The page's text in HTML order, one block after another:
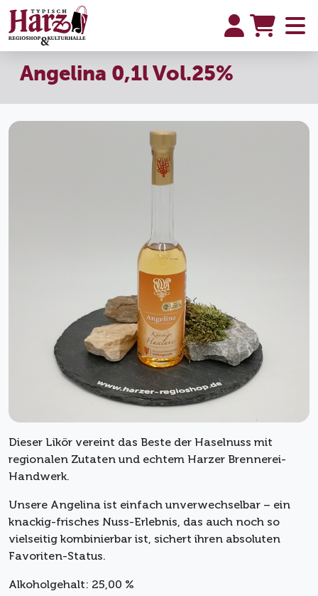
Angelina 0,1l Vol.25%
Dieser Likör vereint das Beste der Haselnuss mit
regionalen Zutaten und echtem Harzer Brennerei-
Handwerk.
Unsere Angelina ist einfach unverwechselbar – ein
knackig-frisches Nuss-Erlebnis, das auch noch so
vielseitig kombinierbar ist, sichert ihren absoluten
Favoriten-Status.
Alkoholgehalt: 25,00 %